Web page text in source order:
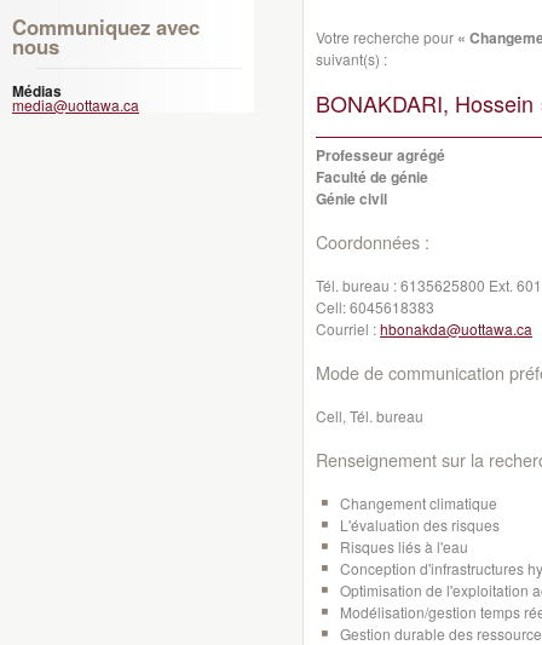
Communiquez avec
nous
Médias
media@uottawa.ca
Votre recherche pour «
suivant(s) :
BONAKDARI, Hossein
Professeur agrégé
Faculté de génie
Génie civil
Coordonnées :
Tél. bureau :6135625800 Ext.
Cell:6045618383
Courriel :hbonakda@uottawa.ca
Mode de communication
Cell, Tél. bureau
Renseignement sur la
Changement climatique
L'évaluation des risques
Risques liés à l'eau
Conception d'infrastructures
Optimisation de l'exploitation
Modélisation/gestion temps
Gestion durable des